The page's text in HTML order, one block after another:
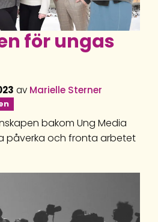
för ungas
av Marielle Sterner
bakom Ung Media
påverka och fronta arbetet